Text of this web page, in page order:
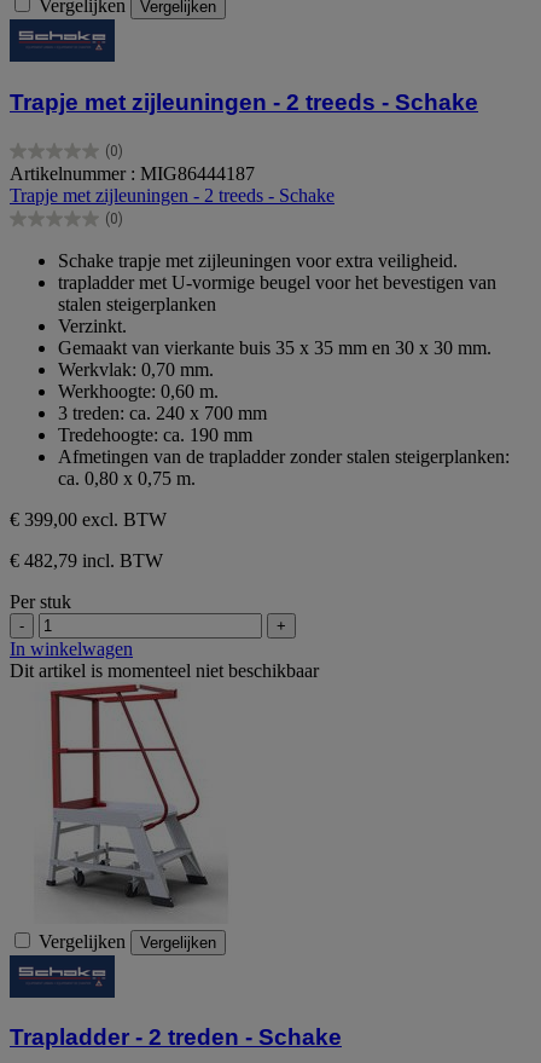
Vergelijken Vergelijken
Trapje met zijleuningen - 2 treeds - Schake
(0)
0.0
van
de
5
Artikelnummer : MIG86444187
Trapje met zijleuningen - 2 treeds - Schake
(0)
0.0
sterren.
Schake trapje met zijleuningen voor extra veiligheid.
trapladder met U-vormige beugel voor het bevestigen van
stalen steigerplanken
Verzinkt.
Gemaakt van vierkante buis 35 x 35 mm en 30 x 30 mm.
Werkvlak: 0,70 mm.
Werkhoogte: 0,60 m.
3 treden: ca. 240 x 700 mm
Tredehoogte: ca. 190 mm
Afmetingen van de trapladder zonder stalen steigerplanken:
ca. 0,80 x 0,75 m.
€ 399,00 excl. BTW
€ 482,79 incl. BTW
Per stuk
- +
In winkelwagen
Dit artikel is momenteel niet beschikbaar
Vergelijken Vergelijken
Trapladder - 2 treden - Schake